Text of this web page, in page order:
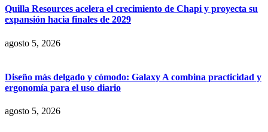
Quilla Resources acelera el crecimiento de Chapi y proyecta su
expansión hacia finales de 2029
agosto 5, 2026
Diseño más delgado y cómodo: Galaxy A combina practicidad y
ergonomía para el uso diario
agosto 5, 2026